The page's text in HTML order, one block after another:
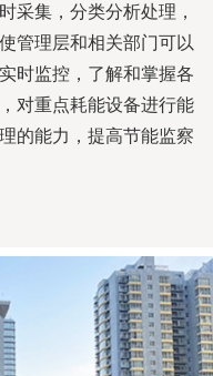
采集，分类分析处理，
管理层和相关部门可以
时监控，了解和掌握各
对重点耗能设备进行能
的能力，提高节能监察